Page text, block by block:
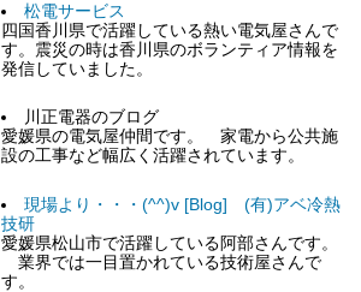
松電サービス
四国香川県で活躍している熱い電気屋さんで
す。震災の時は香川県のボランティア情報を
発信していました。
川正電器のブログ
愛媛県の電気屋仲間です。 家電から公共施
設の工事など幅広く活躍されています。
現場より・・・(^^)v [Blog] (有)アベ冷熱
技研
愛媛県松山市で活躍している阿部さんです。
業界では一目置かれている技術屋さんで
す。